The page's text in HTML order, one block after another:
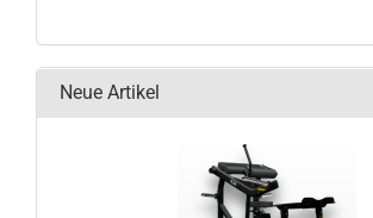
Neue Artikel